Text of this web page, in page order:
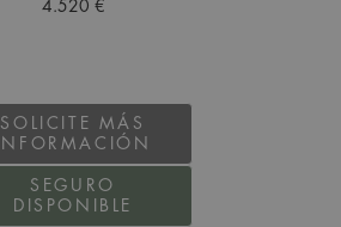
4.520 €
SOLICITE MÁS
INFORMACIÓN
SEGURO
DISPONIBLE